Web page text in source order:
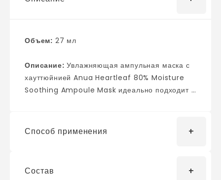
Объем: 27 мл
Описание: Увлажняющая ампульная маска с
хауттюйнией Anua Heartleaf 80% Moisture
Soothing Ampoule Mask идеально подходит в
влагой и формирует барьер, препятствующий
экстракта хауттюйнии сердцевидной с яркими
Способ применения
Использовать после этапов очищения и
Состав